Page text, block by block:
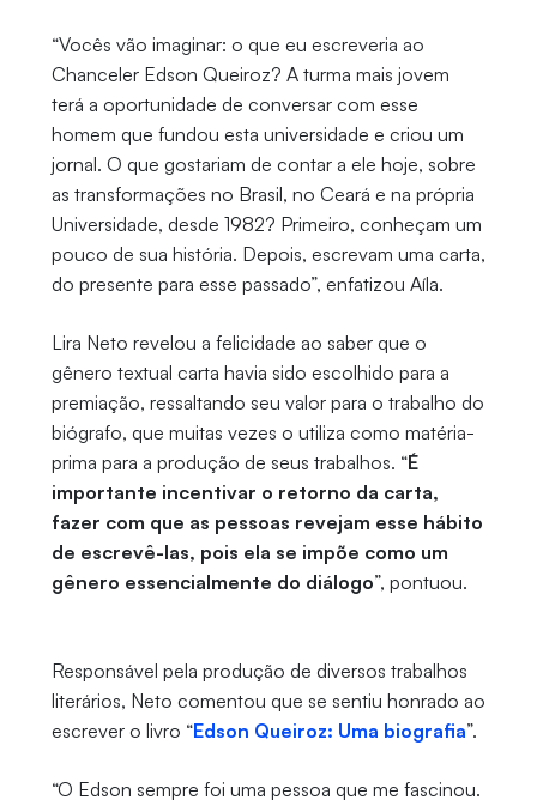
“Vocês vão imaginar: o que eu escreveria ao
Chanceler Edson Queiroz? A turma mais jovem
terá a oportunidade de conversar com esse
homem que fundou esta universidade e criou um
jornal. O que gostariam de contar a ele hoje, sobre
as transformações no Brasil, no Ceará e na própria
Universidade, desde 1982? Primeiro, conheçam um
pouco de sua história. Depois, escrevam uma carta,
do presente para esse passado”, enfatizou Aíla.
Lira Neto revelou a felicidade ao saber que o
gênero textual carta havia sido escolhido para a
premiação, ressaltando seu valor para o trabalho do
biógrafo, que muitas vezes o utiliza como matéria-
prima para a produção de seus trabalhos. “É
importante incentivar o retorno da carta,
fazer com que as pessoas revejam esse hábito
de escrevê-las, pois ela se impõe como um
gênero essencialmente do diálogo”, pontuou.
Responsável pela produção de diversos trabalhos
literários, Neto comentou que se sentiu honrado ao
escrever o livro “Edson Queiroz: Uma biografia”.
“O Edson sempre foi uma pessoa que me fascinou.